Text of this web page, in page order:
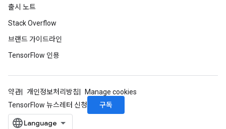
출시 노트
Stack Overflow
브랜드 가이드라인
TensorFlow 인용
약관 개인정보처리방침
Manage cookies
TensorFlow 뉴스레터 신청
구독